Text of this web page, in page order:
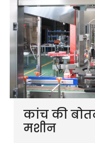
कांच की
मशीन